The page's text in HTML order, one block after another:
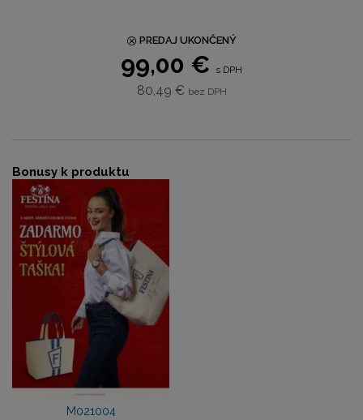
PREDAJ UKONČENÝ
99,00 € s DPH
80,49 € bez DPH
Bonusy k produktu
M021004